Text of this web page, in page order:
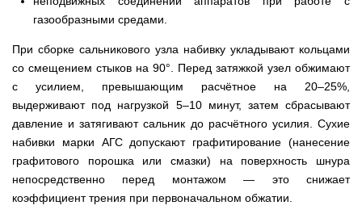
газообразными средами.
При сборке сальникового узла набивку укладывают кольцами
со смещением стыков на 90°. Перед затяжкой узел обжимают
с усилием, превышающим расчётное на 20–25%,
выдерживают под нагрузкой 5–10 минут, затем сбрасывают
давление и затягивают сальник до расчётного усилия. Сухие
набивки марки АГС допускают графитирование (нанесение
графитового порошка или смазки) на поверхность шнура
непосредственно перед монтажом — это снижает
коэффициент трения при первоначальном обжатии.